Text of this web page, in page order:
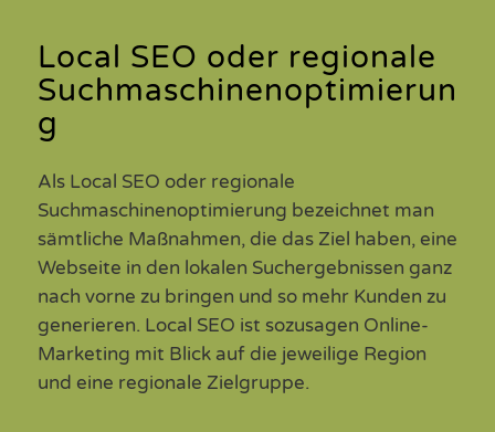
Local SEO oder regionale
Suchmaschinenoptimierun
g
Als Local SEO oder regionale
Suchmaschinenoptimierung bezeichnet man
sämtliche Maßnahmen, die das Ziel haben, eine
Webseite in den lokalen Suchergebnissen ganz
nach vorne zu bringen und so mehr Kunden zu
generieren. Local SEO ist sozusagen Online-
Marketing mit Blick auf die jeweilige Region
und eine regionale Zielgruppe.